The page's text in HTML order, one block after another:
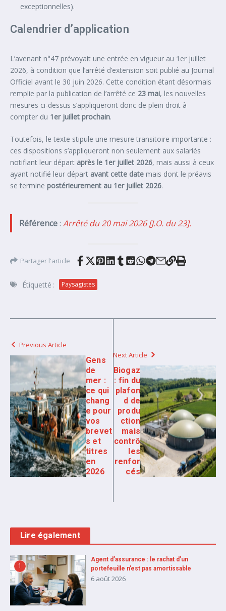
exceptionnelles).
Calendrier d’application
L’avenant n°47 prévoyait une entrée en vigueur au 1er juillet
2026, à condition que l’arrêté d’extension soit publié au Journal
Officiel avant le 30 juin 2026. Cette condition étant désormais
remplie par la publication de l’arrêté ce 23 mai, les nouvelles
mesures ci-dessus s’appliqueront donc de plein droit à
compter du 1er juillet prochain.
Toutefois, le texte stipule une mesure transitoire importante :
ces dispositions s’appliqueront non seulement aux salariés
notifiant leur départ après le 1er juillet 2026, mais aussi à ceux
ayant notifié leur départ avant cette date mais dont le préavis
se termine postérieurement au 1er juillet 2026.
Référence: Arrêté du 20 mai 2026 [J.O. du 23].
Partager l'article
Étiquetté : Paysagistes
Previous Article
Gens
de
mer :
ce qui
chang
e pour
vos
brevet
s et
titres
en
2026
Next Article
Biogaz
: fin du
plafon
d de
produ
ction
mais
contrô
les
renfor
cés
Lire également
1
Agent d’assurance : le rachat d’un
portefeuille n’est pas amortissable
6 août 2026